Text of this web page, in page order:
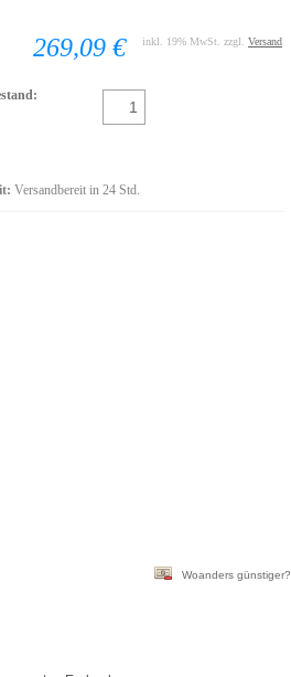
269,09 € inkl. 19% MwSt. zzgl. Versand
Versandbereit in 24 Std.
Woanders günstiger?